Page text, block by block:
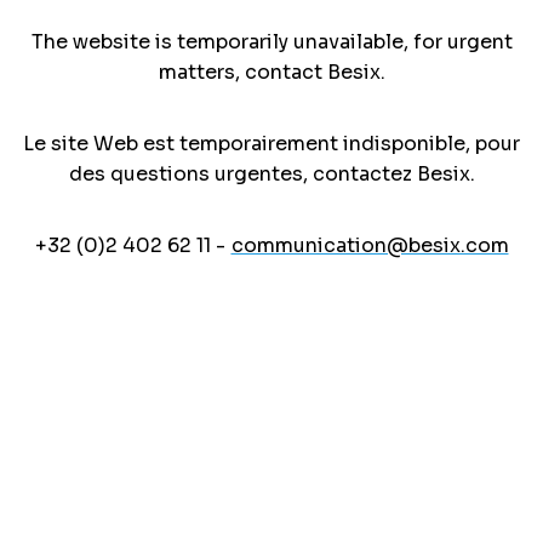
The website is temporarily unavailable, for urgent
matters, contact Besix.
Le site Web est temporairement indisponible, pour
des questions urgentes, contactez Besix.
+32 (0)2 402 62 11 - communication@besix.com